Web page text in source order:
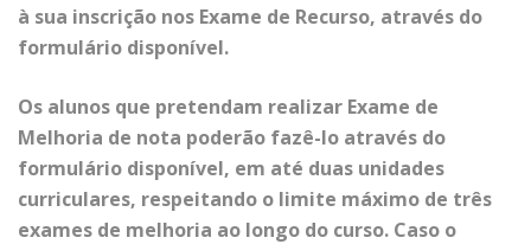
à sua inscrição nos Exame de Recurso, através do
formulário disponível.
Os alunos que pretendam realizar Exame de
Melhoria de nota poderão fazê-lo através do
formulário disponível, em até duas unidades
curriculares, respeitando o limite máximo de três
exames de melhoria ao longo do curso. Caso o